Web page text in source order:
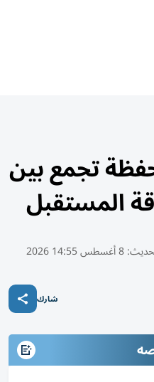
تجمع بين
المستقبل
8 أغسطس 14:55 2026
شارك